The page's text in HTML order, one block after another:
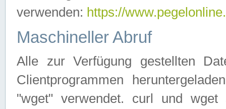
verwenden: https://
Maschineller Abruf
Alle zur Verfügung gestellten
Clientprogrammen
"wget" verwendet. curl und wget